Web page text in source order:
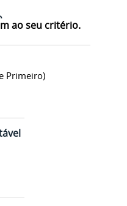
ao seu critério.
Primeiro)